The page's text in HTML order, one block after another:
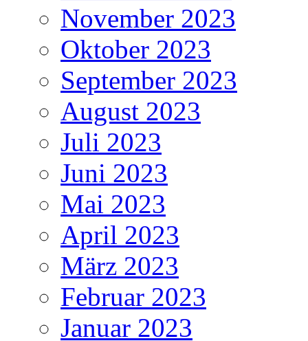
November 2023
Oktober 2023
September 2023
August 2023
Juli 2023
Juni 2023
Mai 2023
April 2023
März 2023
Februar 2023
Januar 2023